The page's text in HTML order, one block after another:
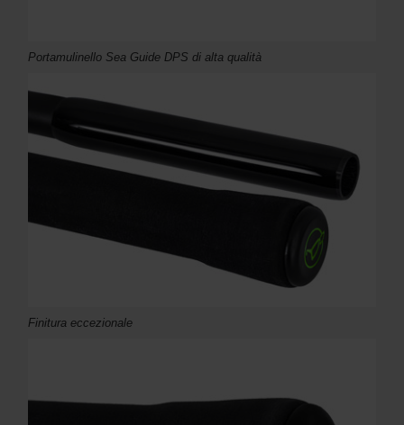
Portamulinello Sea Guide DPS di alta qualità
Finitura eccezionale